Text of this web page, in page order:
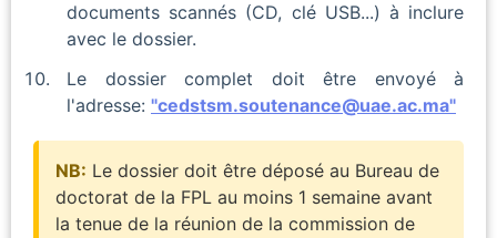
documents scannés (CD, clé USB...) à inclure
avec le dossier.
Le dossier complet doit être envoyé à
l'adresse: "cedstsm.soutenance@uae.ac.ma"
NB: Le dossier doit être déposé au Bureau de
doctorat de la FPL au moins 1 semaine avant
la tenue de la réunion de la commission de